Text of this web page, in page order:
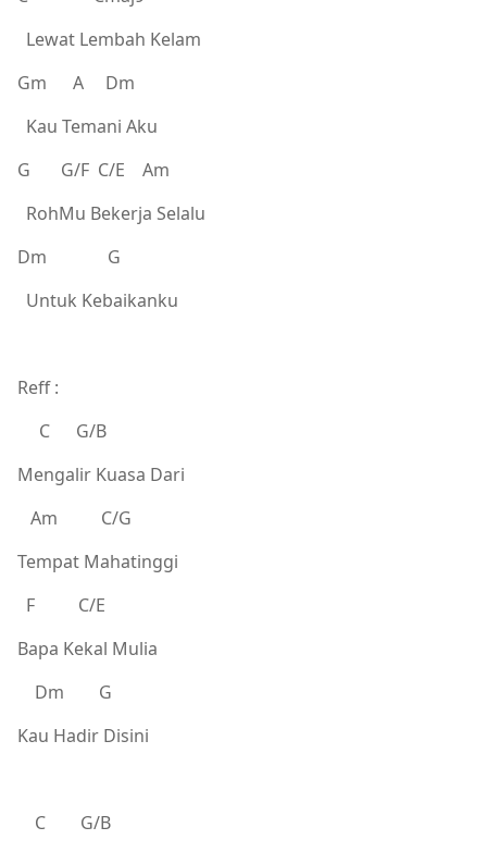
Lewat Lembah Kelam
Gm A Dm
Kau Temani Aku
G G/F C/E Am
RohMu Bekerja Selalu
Dm G
Untuk Kebaikanku
Reff :
C G/B
Mengalir Kuasa Dari
Am C/G
Tempat Mahatinggi
F C/E
Bapa Kekal Mulia
Dm G
Kau Hadir Disini
C G/B